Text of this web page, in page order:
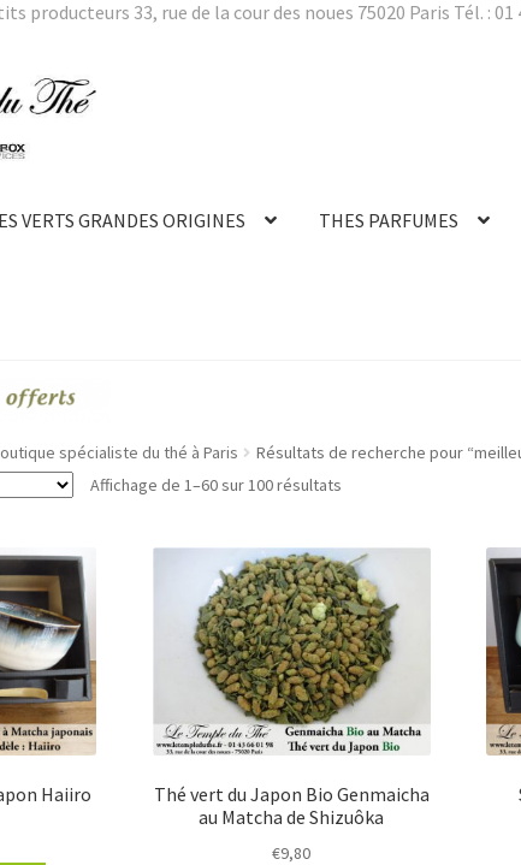
producteurs 33, rue de la cour des noues 75020 Paris Tél. : 01
VERTS GRANDES ORIGINES THES PARFUMES
spécialiste du thé à Paris
Résultats de recherche pour
Affichage de 1–60 sur 100 résultats
Haiiro
Thé vert du Japon Bio Genmaicha
au Matcha de Shizuôka
€9,80